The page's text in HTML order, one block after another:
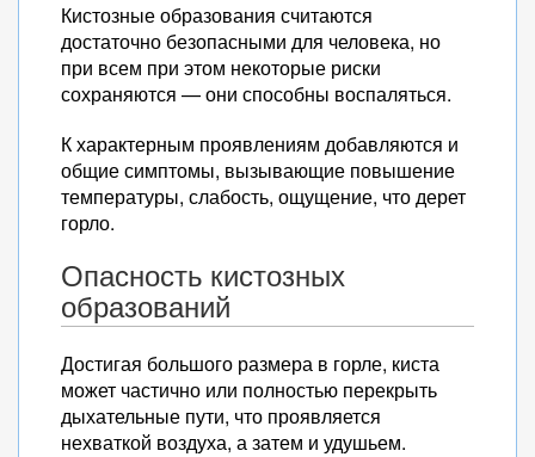
Кистозные образования считаются
достаточно безопасными для человека, но
при всем при этом некоторые риски
сохраняются — они способны воспаляться.
К характерным проявлениям добавляются и
общие симптомы, вызывающие повышение
температуры, слабость, ощущение, что дерет
горло.
Опасность кистозных
образований
Достигая большого размера в горле, киста
может частично или полностью перекрыть
дыхательные пути, что проявляется
нехваткой воздуха, а затем и удушьем.